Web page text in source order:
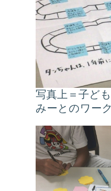
写真上＝子ど
みーとのワー